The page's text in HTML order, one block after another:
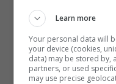
nazionale»
Cassetta
chiara
ricordare
Learn more
Your personal data will
your device (cookies,
data) may be stored by,
partners, or used
may use precise